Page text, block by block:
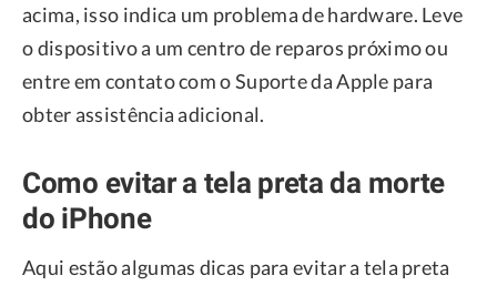
acima, isso indica um problema de hardware. Leve
o dispositivo a um centro de reparos próximo ou
entre em contato com o Suporte da Apple para
obter assistência adicional.
Como evitar a tela preta da morte
do iPhone
Aqui estão algumas dicas para evitar a tela preta